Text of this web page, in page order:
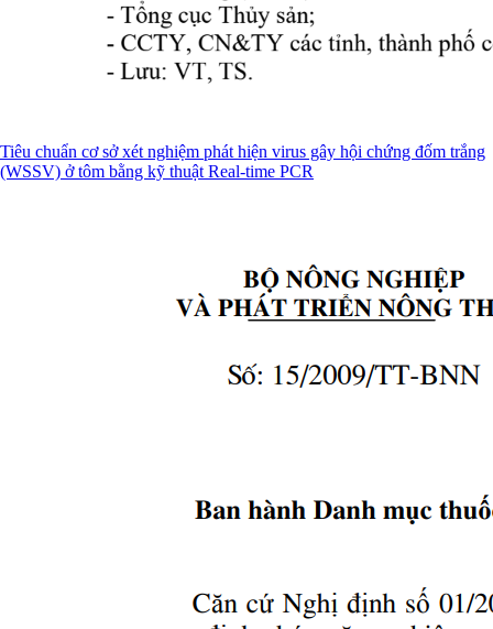
Tiêu chuẩn cơ sở xét nghiệm phát hiện virus gây hội chứng đốm trắng
(WSSV) ở tôm bằng kỹ thuật Real-time PCR